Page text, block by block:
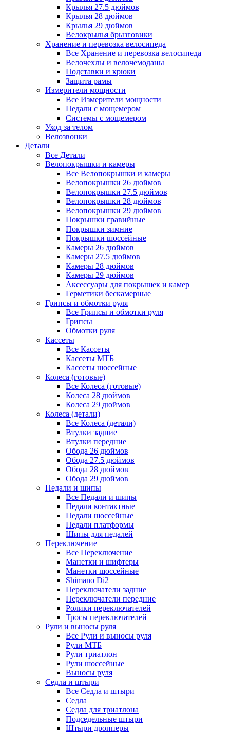
Крылья 27.5 дюймов
Крылья 28 дюймов
Крылья 29 дюймов
Велокрылья брызговики
Хранение и перевозка велосипеда
Все Хранение и перевозка велосипеда
Велочехлы и велочемоданы
Подставки и крюки
Защита рамы
Измерители мощности
Все Измерители мощности
Педали с мощемером
Системы с мощемером
Уход за телом
Велозвонки
Детали
Все Детали
Велопокрышки и камеры
Все Велопокрышки и камеры
Велопокрышки 26 дюймов
Велопокрышки 27.5 дюймов
Велопокрышки 28 дюймов
Велопокрышки 29 дюймов
Покрышки гравийные
Покрышки зимние
Покрышки шоссейные
Камеры 26 дюймов
Камеры 27.5 дюймов
Камеры 28 дюймов
Камеры 29 дюймов
Аксессуары для покрышек и камер
Герметики бескамерные
Грипсы и обмотки руля
Все Грипсы и обмотки руля
Грипсы
Обмотки руля
Кассеты
Все Кассеты
Кассеты МТБ
Кассеты шоссейные
Колеса (готовые)
Все Колеса (готовые)
Колеса 28 дюймов
Колеса 29 дюймов
Колеса (детали)
Все Колеса (детали)
Втулки задние
Втулки передние
Обода 26 дюймов
Обода 27.5 дюймов
Обода 28 дюймов
Обода 29 дюймов
Педали и шипы
Все Педали и шипы
Педали контактные
Педали шоссейные
Педали платформы
Шипы для педалей
Переключение
Все Переключение
Манетки и шифтеры
Манетки шоссейные
Shimano Di2
Переключатели задние
Переключатели передние
Ролики переключателей
Тросы переключателей
Рули и выносы руля
Все Рули и выносы руля
Рули МТБ
Рули триатлон
Рули шоссейные
Выносы руля
Седла и штыри
Все Седла и штыри
Седла
Седла для триатлона
Подседельные штыри
Штыри дропперы